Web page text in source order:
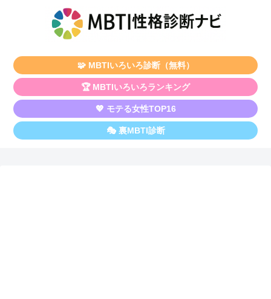
🧩 MBTIいろいろ診断（無料）
🏆 MBTIいろいろランキング
💖 モテる女性TOP16
🎭 裏MBTI診断